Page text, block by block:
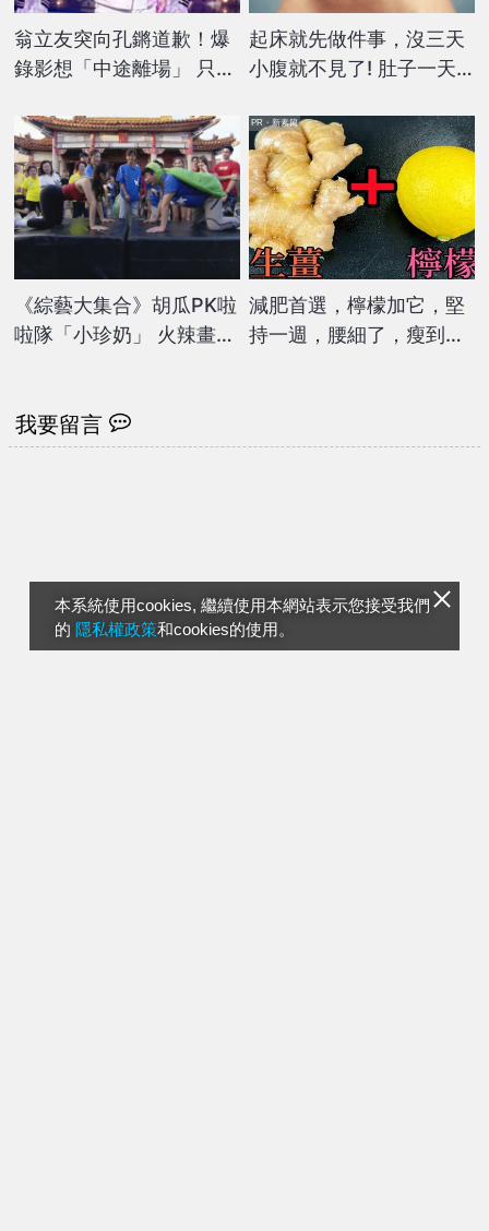
本系統使用cookies, 繼續使用本網站表示您接受我們
的 隱私權政策和cookies的使用。
翁立友突向孔鏘道歉！爆
錄影想「中途離場」 只因
起床就先做件事，沒三天
小腹就不見了! 肚子一天
《綜藝大集合》胡瓜PK啦
啦隊「小珍奶」 火辣畫面
減肥首選，檸檬加它，堅
持一週，腰細了，瘦到你
PR・新素簡
我要留言